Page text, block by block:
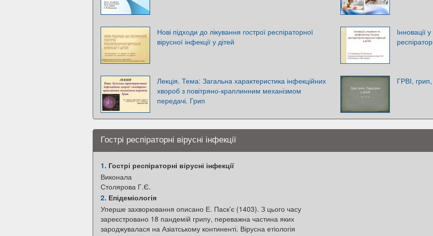
Нові підходи до лікування гострої респіраторної
вірусної інфекції у дітей
Інновації
Лекція. Тема: Загальна характеристика інфекційних
хвороб з повітряно-краплинним механізмом
передачі. Грип
ГРВІ,
Гострі респіраторні вірусні інфекції
1. Гострі респіраторні вірусні інфекції
Виконала
Столярова Г.Є.
2. Епідеміологія
Уперше захворювання описано Е. Паск'є (1403). З цього часу
зареєстровано 18 пандемій грипу, переважна частина яких
зароджувалася на Азіатському континенті. Вірусна етіологія